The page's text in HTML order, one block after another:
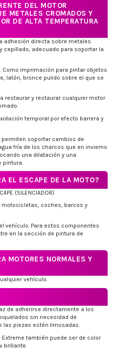
DEL MOTOR
METALES CROMADOS Y
DE ALTA TEMPERATURA
adhesión directa sobre metales
cepillado, adecuado para soportar la
imprimación para pintar objetos
latón, bronce pulido sobre el que se
restaurar y restaurar cualquier motor
temporal por efecto barrera y
soportar cambios de
fría de los charcos que en invierno
una dilatación y una
EL ESCAPE DE LA MOTO?
(SILENCIADOR)
motocicletas, coches, barcos y
vehículo. Para estos componentes
en la sección de pintura de
MOTORES NORMALES Y
vehículo.
de adherirse directamente a los
sin necesidad de
las piezas estén limosadas.
también puede ser de color
brillante.